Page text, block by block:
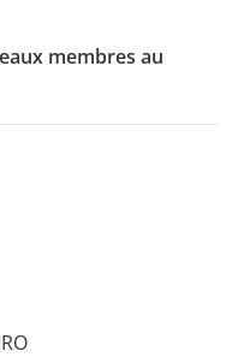
rondes
publiés
membres au